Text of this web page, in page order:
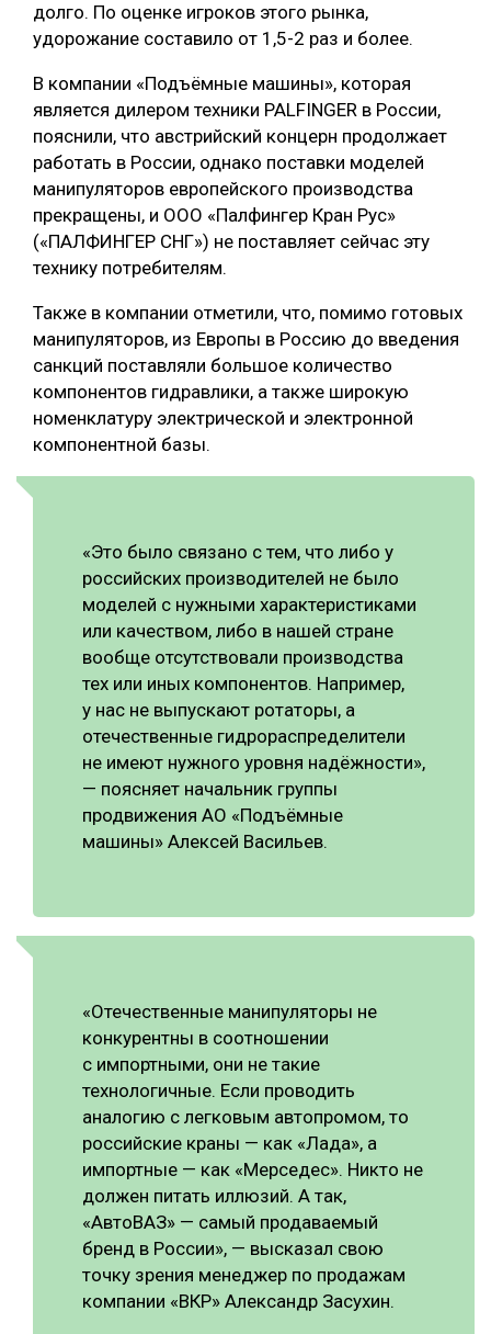
долго. По оценке игроков этого рынка,
удорожание составило от 1,5-2 раз и более.
В компании «Подъёмные машины», которая
является дилером техники PALFINGER в России,
пояснили, что австрийский концерн продолжает
работать в России, однако поставки моделей
манипуляторов европейского производства
прекращены, и ООО «Палфингер Кран Рус»
(«ПАЛФИНГЕР СНГ») не поставляет сейчас эту
технику потребителям.
Также в компании отметили, что, помимо готовых
манипуляторов, из Европы в Россию до введения
санкций поставляли большое количество
компонентов гидравлики, а также широкую
номенклатуру электрической и электронной
компонентной базы.
«Это было связано с тем, что либо у
российских производителей не было
моделей с нужными характеристиками
или качеством, либо в нашей стране
вообще отсутствовали производства
тех или иных компонентов. Например,
у нас не выпускают ротаторы, а
отечественные гидрораспределители
не имеют нужного уровня надёжности»,
— поясняет начальник группы
продвижения АО «Подъёмные
машины» Алексей Васильев.
«Отечественные манипуляторы не
конкурентны в соотношении
с импортными, они не такие
технологичные. Если проводить
аналогию с легковым автопромом, то
российские краны — как «Лада», а
импортные — как «Мерседес». Никто не
должен питать иллюзий. А так,
«АвтоВАЗ» — самый продаваемый
бренд в России», — высказал свою
точку зрения менеджер по продажам
компании «ВКР» Александр Засухин.